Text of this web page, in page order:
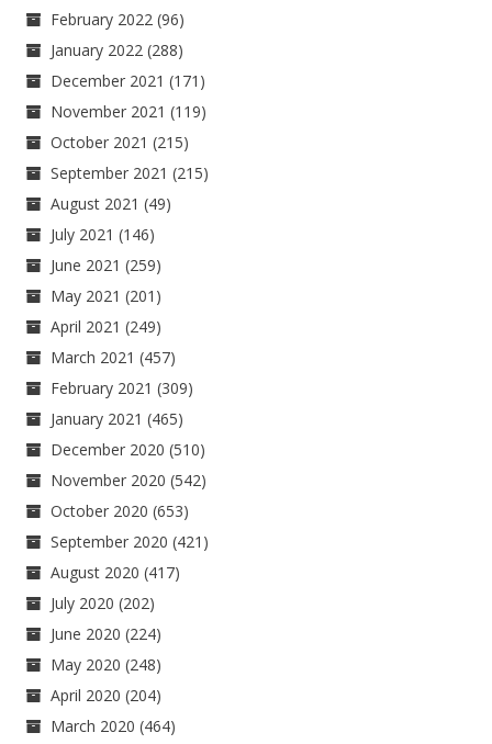
February 2022 (96)
January 2022 (288)
December 2021 (171)
November 2021 (119)
October 2021 (215)
September 2021 (215)
August 2021 (49)
July 2021 (146)
June 2021 (259)
May 2021 (201)
April 2021 (249)
March 2021 (457)
February 2021 (309)
January 2021 (465)
December 2020 (510)
November 2020 (542)
October 2020 (653)
September 2020 (421)
August 2020 (417)
July 2020 (202)
June 2020 (224)
May 2020 (248)
April 2020 (204)
March 2020 (464)